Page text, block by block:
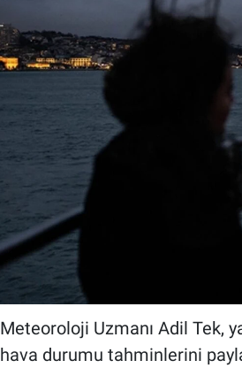
Meteoroloji Uzmanı Adil Tek,
hava durumu tahminlerini